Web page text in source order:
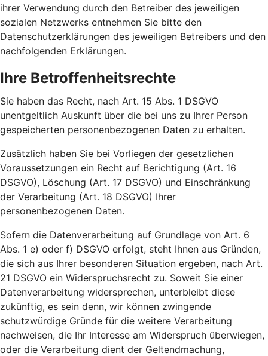
ihrer Verwendung durch den Betreiber des jeweiligen
sozialen Netzwerks entnehmen Sie bitte den
Datenschutzerklärungen des jeweiligen Betreibers und den
nachfolgenden Erklärungen.
Ihre Betroffenheitsrechte
Sie haben das Recht, nach Art. 15 Abs. 1 DSGVO
unentgeltlich Auskunft über die bei uns zu Ihrer Person
gespeicherten personenbezogenen Daten zu erhalten.
Zusätzlich haben Sie bei Vorliegen der gesetzlichen
Voraussetzungen ein Recht auf Berichtigung (Art. 16
DSGVO), Löschung (Art. 17 DSGVO) und Einschränkung
der Verarbeitung (Art. 18 DSGVO) Ihrer
personenbezogenen Daten.
Sofern die Datenverarbeitung auf Grundlage von Art. 6
Abs. 1 e) oder f) DSGVO erfolgt, steht Ihnen aus Gründen,
die sich aus Ihrer besonderen Situation ergeben, nach Art.
21 DSGVO ein Widerspruchsrecht zu. Soweit Sie einer
Datenverarbeitung widersprechen, unterbleibt diese
zukünftig, es sein denn, wir können zwingende
schutzwürdige Gründe für die weitere Verarbeitung
nachweisen, die Ihr Interesse am Widerspruch überwiegen,
oder die Verarbeitung dient der Geltendmachung,